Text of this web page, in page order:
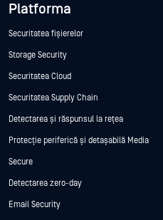
Platforma
Securitatea fișierelor
Storage Security
Securitatea Cloud
Securitatea Supply Chain
Detectarea și răspunsul la rețea
Protecție periferică și detașabilă Media
Secure
Detectarea zero-day
Email Security